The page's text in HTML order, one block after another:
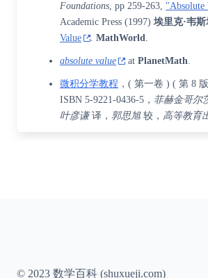
Foundations, pp 259-263, "Absolute
Academic Press (1997) 埃里克·韦斯
Value
. MathWorld.
absolute value at PlanetMath.
微积分学教程 ，( 第一卷 ) ( 第 8
ISBN 5-9221-0436-5 ， 菲赫金哥尔
叶彦谦译， 郭思旭较， 高等教育
© 2023 数学百科 (shuxueji.com)